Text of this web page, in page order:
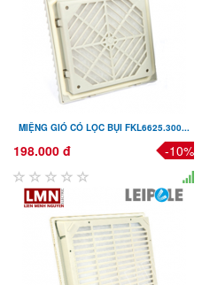
MIỆNG GIÓ CÓ LỌC BỤI FKL6625.300...
198.000 đ -10%